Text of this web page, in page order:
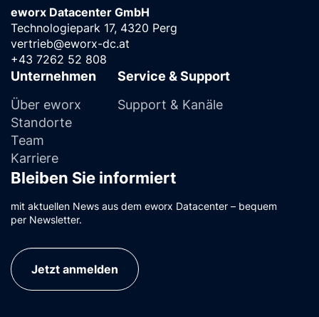
eworx Datacenter GmbH
Technologiepark 17, 4320 Perg
vertrieb@eworx-dc.at
+43 7262 52 808
Unternehmen
Über eworx
Standorte
Team
Karriere
Service & Support
Support & Kanäle
Bleiben Sie informiert
mit aktuellen News aus dem eworx Datacenter – bequem
per Newsletter.
Jetzt anmelden